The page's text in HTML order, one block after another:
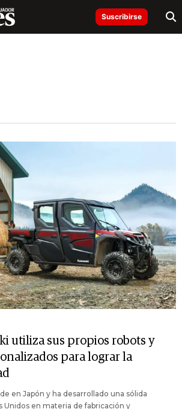
Suscribirse
utiliza sus propios robots y
para lograr la
en Japón y ha desarrollado una sólida
Unidos en materia de fabricación y